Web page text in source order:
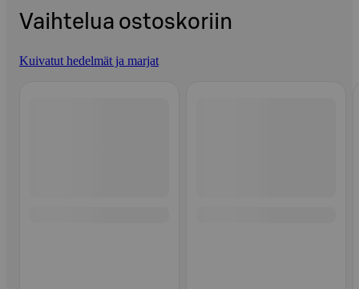
Vaihtelua ostoskoriin
Kuivatut hedelmät ja marjat